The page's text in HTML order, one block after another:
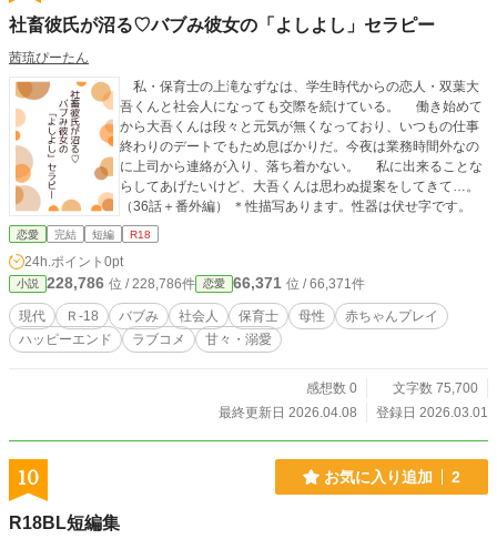
社畜彼氏が沼る♡バブみ彼女の「よしよし」セラピー
茜琉ぴーたん
私・保育士の上滝なずなは、学生時代からの恋人・双葉大
吾くんと社会人になっても交際を続けている。 働き始めて
から大吾くんは段々と元気が無くなっており、いつもの仕事
終わりのデートでもため息ばかりだ。今夜は業務時間外なの
に上司から連絡が入り、落ち着かない。 私に出来ることな
らしてあげたいけど、大吾くんは思わぬ提案をしてきて…。
（36話＋番外編） ＊性描写あります。性器は伏せ字です。
恋愛 完結 短編 R18
24h.ポイント 0pt
小説 228,786 位 / 228,786件 恋愛 66,371 位 / 66,371件
現代 Ｒ-18 バブみ 社会人 保育士 母性
赤ちゃんプレイ
ハッピーエンド
ラブコメ 甘々・溺愛
感想数 0
文字数 75,700
最終更新日 2026.04.08
登録日 2026.03.01
10 お気に入り追加 2
R18BL短編集